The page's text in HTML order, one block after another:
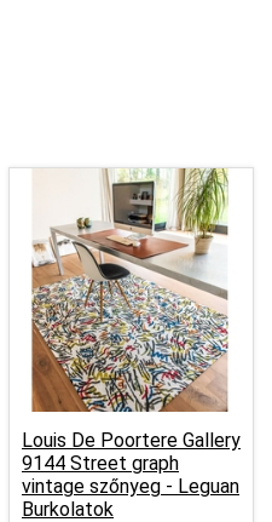
Louis De Poortere Gallery
9144 Street graph
vintage szőnyeg - Leguan
Burkolatok